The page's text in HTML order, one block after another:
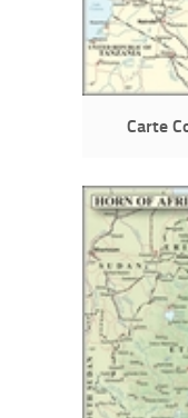
Carte